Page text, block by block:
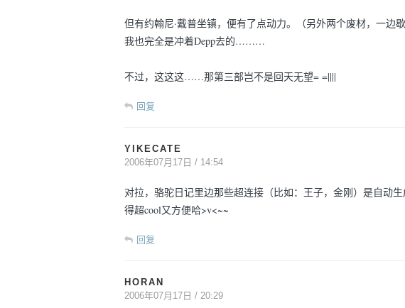
但有约翰尼·戴普坐镇，便有了点动力。（另外两个废材，一边歇
我也完全是冲着Depp去的………
不过，这这这……那第三部岂不是回天无望= =||||
回复
YIKECATE
2006年07月17日 / 14:54
对拉，骆驼日记里边那些超连接（比如：王子，金刚）是自动
得超cool又方便哈>v<~~
回复
HORAN
2006年07月17日 / 20:29